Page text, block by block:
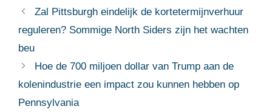
Zal Pittsburgh eindelijk de kortetermijnverhuur
reguleren? Sommige North Siders zijn het wachten
beu
Hoe de 700 miljoen dollar van Trump aan de
kolenindustrie een impact zou kunnen hebben op
Pennsylvania